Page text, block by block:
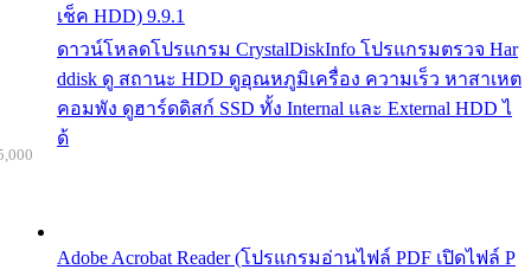
เช็ค HDD) 9.9.1
ดาวน์โหลดโปรแกรม CrystalDiskInfo โปรแกรมตรวจ Har
ddisk ดู สถานะ HDD ดูอุณหภูมิเครื่อง ความเร็ว หาสาเหต
คอมพัง ดูฮาร์ดดิสก์ SSD ทั้ง Internal และ External HDD ไ
ด้
Adobe Acrobat Reader (โปรแกรมอ่านไฟล์ PDF เปิดไฟล์ P